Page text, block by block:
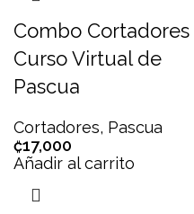
Combo Cortadores
Curso Virtual de
Pascua
Cortadores, Pascua
₡17,000
Añadir al carrito